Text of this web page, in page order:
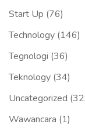
Start Up (76)
Technology (146)
Tegnologi (36)
Teknology (34)
Uncategorized
Wawancara (1)